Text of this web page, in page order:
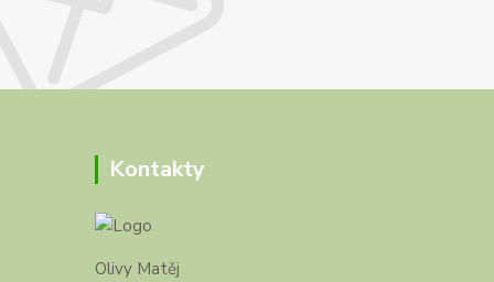
Kontakty
Olivy Matěj